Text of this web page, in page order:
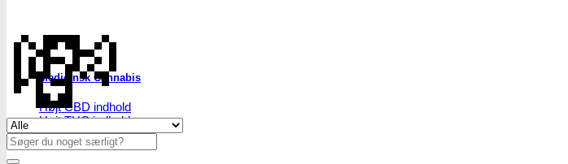
Medicinsk Cannabis
Højt CBD indhold
Højt THC indhold
Billige CBD frø
💸
Se alle tilbud her
Søg
efter: